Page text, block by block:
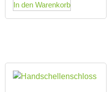
In den Warenkorb